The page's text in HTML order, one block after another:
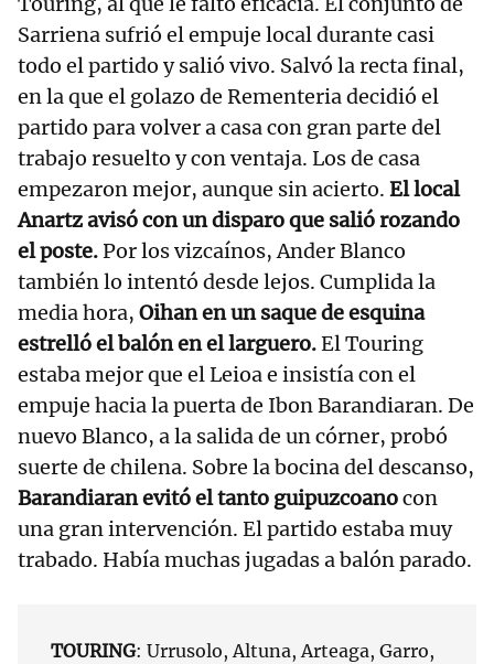
Sarriena sufrió el empuje local durante casi
todo el partido y salió vivo. Salvó la recta final,
en la que el golazo de Rementeria decidió el
partido para volver a casa con gran parte del
trabajo resuelto y con ventaja. Los de casa
empezaron mejor, aunque sin acierto. El local
Anartz avisó con un disparo que salió rozando
el poste.Por los vizcaínos, Ander Blanco
también lo intentó desde lejos. Cumplida la
media hora, Oihan en un saque de esquina
estrelló el balón en el larguero.El Touring
estaba mejor que el Leioa e insistía con el
empuje hacia la puerta de Ibon Barandiaran. De
nuevo Blanco, a la salida de un córner, probó
suerte de chilena. Sobre la bocina del descanso,
Barandiaran evitó el tanto guipuzcoanocon
una gran intervención. El partido estaba muy
trabado. Había muchas jugadas a balón parado.
TOURING: Urrusolo, Altuna, Arteaga, Garro,